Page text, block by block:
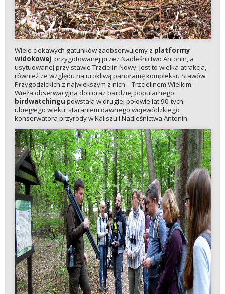
Wiele ciekawych gatunków zaobserwujemy z platformy
widokowej , przygotowanej przez Nadleśnictwo Antonin, a
usytuowanej przy stawie Trzcielin Nowy. Jest to wielka atrakcja,
również ze względu na urokliwą panoramę kompleksu Stawów
Przygodzickich z największym z nich – Trzcielinem Wielkim.
Wieża obserwacyjna do coraz bardziej popularnego
birdwatchingu powstała w drugiej połowie lat 90-tych
ubiegłego wieku, staraniem dawnego wojewódzkiego
konserwatora przyrody w Kaliszu i Nadleśnictwa Antonin.